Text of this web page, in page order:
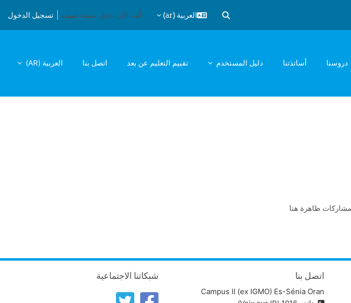
تبديل إدخال البحث
العربية ‎(ar)‎ أنت الآن تدخل بصفة ضيف تسجيل الدخول
دروسنا أساتذتنا دليل المستخدم تقييم التعليم عن بعد اتصل بنا العربية ‎(AR)‎
مشاركات ظاهرة هنا
اتصل بنا
Campus II (ex IGMO) Es-Sénia Oran
شبكاتنا الاجتماعية